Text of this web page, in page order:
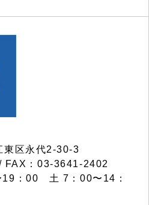
区永代2-30-3
：03-3641-2402
19：00 土 7：00〜14：